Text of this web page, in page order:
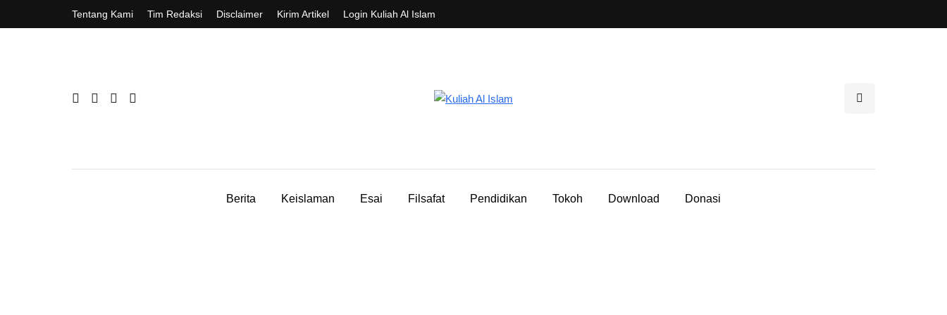
Tentang Kami Tim Redaksi Disclaimer Kirim Artikel Login Kuliah Al Islam
Berita Keislaman Esai Filsafat Pendidikan Tokoh Download Donasi